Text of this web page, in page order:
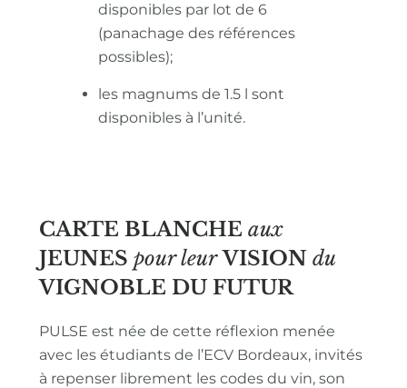
disponibles par lot de 6
(panachage des références
possibles);
les magnums de 1.5 l sont
disponibles à l’unité.
CARTE BLANCHE aux
JEUNES pour leur VISION du
VIGNOBLE DU FUTUR
PULSE est née de cette réflexion menée
avec les étudiants de l’ECV Bordeaux, invités
à repenser librement les codes du vin, son